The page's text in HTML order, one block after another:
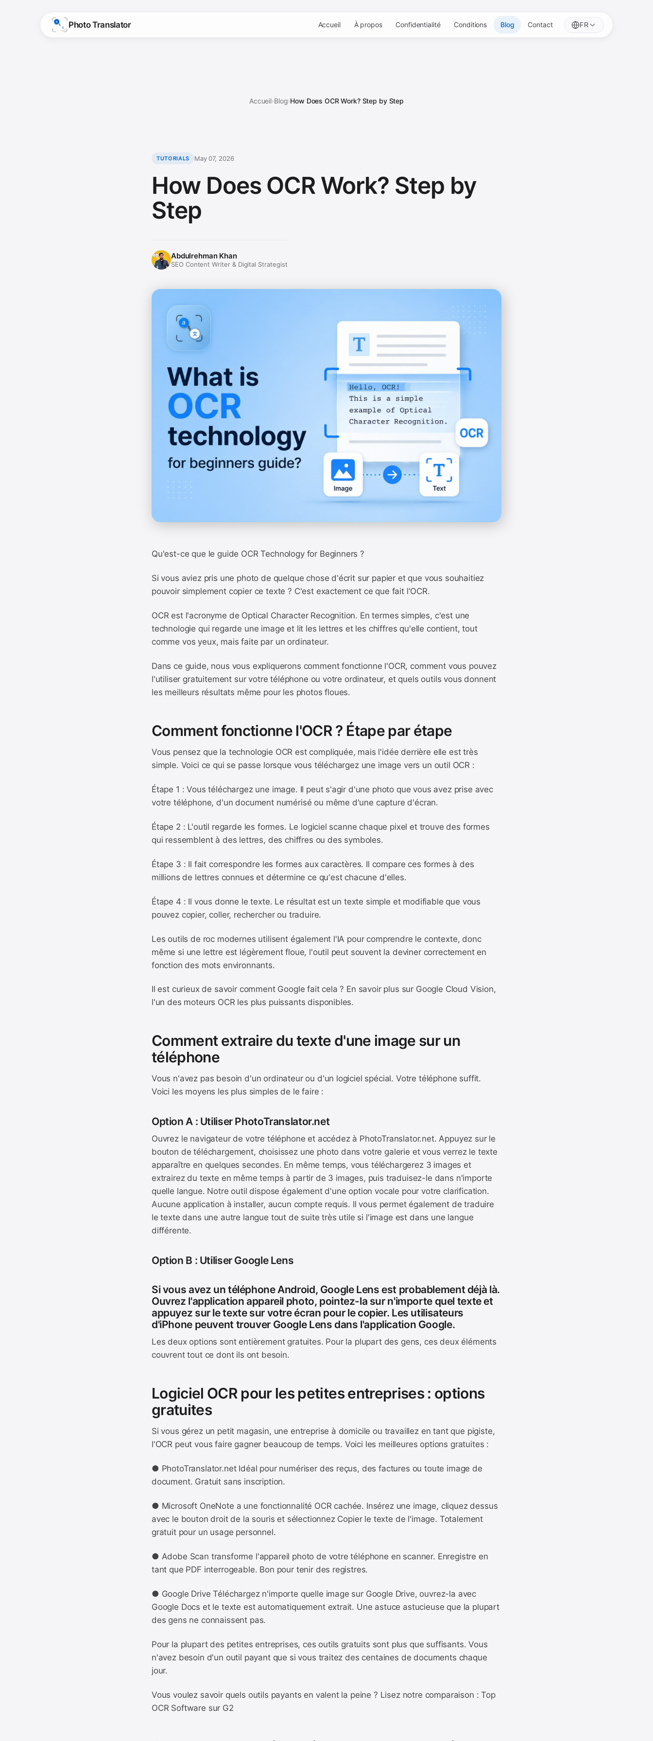
Photo Translator Accueil À propos Confidentialité Conditions Blog Contact FR
Accueil›Blog›How Does OCR Work? Step by Step
TUTORIALS May 07, 2026
How Does OCR Work? Step by
Step
Abdulrehman Khan
SEO Content Writer & Digital Strategist
Qu'est-ce que le guide OCR Technology for Beginners ?
Si vous aviez pris une photo de quelque chose d'écrit sur papier et que vous souhaitiez
pouvoir simplement copier ce texte ? C'est exactement ce que fait l'OCR.
OCR est l'acronyme de Optical Character Recognition. En termes simples, c'est une
technologie qui regarde une image et lit les lettres et les chiffres qu'elle contient, tout
comme vos yeux, mais faite par un ordinateur.
Dans ce guide, nous vous expliquerons comment fonctionne l'OCR, comment vous pouvez
l'utiliser gratuitement sur votre téléphone ou votre ordinateur, et quels outils vous donnent
les meilleurs résultats même pour les photos floues.
Comment fonctionne l'OCR ? Étape par étape
Vous pensez que la technologie OCR est compliquée, mais l'idée derrière elle est très
simple. Voici ce qui se passe lorsque vous téléchargez une image vers un outil OCR :
Étape 1 : Vous téléchargez une image. Il peut s'agir d'une photo que vous avez prise avec
votre téléphone, d'un document numérisé ou même d'une capture d'écran.
Étape 2 : L'outil regarde les formes. Le logiciel scanne chaque pixel et trouve des formes
qui ressemblent à des lettres, des chiffres ou des symboles.
Étape 3 : Il fait correspondre les formes aux caractères. Il compare ces formes à des
millions de lettres connues et détermine ce qu'est chacune d'elles.
Étape 4 : Il vous donne le texte. Le résultat est un texte simple et modifiable que vous
pouvez copier, coller, rechercher ou traduire.
Les outils de roc modernes utilisent également l'IA pour comprendre le contexte, donc
même si une lettre est légèrement floue, l'outil peut souvent la deviner correctement en
fonction des mots environnants.
Il est curieux de savoir comment Google fait cela ? En savoir plus sur Google Cloud Vision,
l'un des moteurs OCR les plus puissants disponibles.
Comment extraire du texte d'une image sur un
téléphone
Vous n'avez pas besoin d'un ordinateur ou d'un logiciel spécial. Votre téléphone suffit.
Voici les moyens les plus simples de le faire :
Option A : Utiliser PhotoTranslator.net
Ouvrez le navigateur de votre téléphone et accédez à PhotoTranslator.net. Appuyez sur le
bouton de téléchargement, choisissez une photo dans votre galerie et vous verrez le texte
apparaître en quelques secondes. En même temps, vous téléchargerez 3 images et
extrairez du texte en même temps à partir de 3 images, puis traduisez-le dans n'importe
quelle langue. Notre outil dispose également d'une option vocale pour votre clarification.
Aucune application à installer, aucun compte requis. Il vous permet également de traduire
le texte dans une autre langue tout de suite très utile si l'image est dans une langue
différente.
Option B : Utiliser Google Lens
Si vous avez un téléphone Android, Google Lens est probablement déjà là.
Ouvrez l'application appareil photo, pointez-la sur n'importe quel texte et
appuyez sur le texte sur votre écran pour le copier. Les utilisateurs
d'iPhone peuvent trouver Google Lens dans l'application Google.
Les deux options sont entièrement gratuites. Pour la plupart des gens, ces deux éléments
couvrent tout ce dont ils ont besoin.
Logiciel OCR pour les petites entreprises : options
gratuites
Si vous gérez un petit magasin, une entreprise à domicile ou travaillez en tant que pigiste,
l'OCR peut vous faire gagner beaucoup de temps. Voici les meilleures options gratuites :
● PhotoTranslator.net Idéal pour numériser des reçus, des factures ou toute image de
document. Gratuit sans inscription.
● Microsoft OneNote a une fonctionnalité OCR cachée. Insérez une image, cliquez dessus
avec le bouton droit de la souris et sélectionnez Copier le texte de l'image. Totalement
gratuit pour un usage personnel.
● Adobe Scan transforme l'appareil photo de votre téléphone en scanner. Enregistre en
tant que PDF interrogeable. Bon pour tenir des registres.
● Google Drive Téléchargez n'importe quelle image sur Google Drive, ouvrez-la avec
Google Docs et le texte est automatiquement extrait. Une astuce astucieuse que la plupart
des gens ne connaissent pas.
Pour la plupart des petites entreprises, ces outils gratuits sont plus que suffisants. Vous
n'avez besoin d'un outil payant que si vous traitez des centaines de documents chaque
jour.
Vous voulez savoir quels outils payants en valent la peine ? Lisez notre comparaison : Top
OCR Software sur G2